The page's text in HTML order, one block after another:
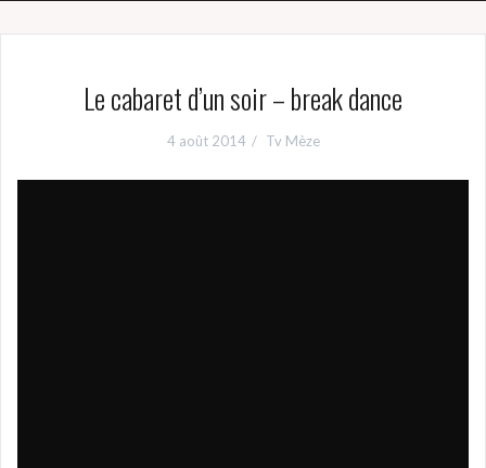
Le cabaret d’un soir – break dance
4 août 2014 Tv Mèze